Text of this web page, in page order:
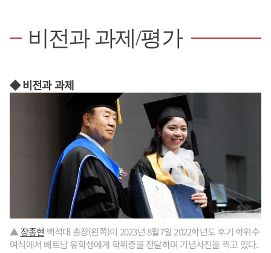
비전과 과제/평가
◆ 비전과 과제
▲ 장종현 백석대 총장(왼쪽)이 2023년 8월7일 2022학년도 후기 학위수
여식에서 베트남 유학생에게 학위증을 전달하며 기념사진을 찍고 있다.